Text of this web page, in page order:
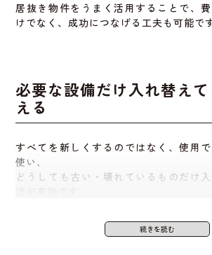
基準を満たしている可能性が高いです。
また、前の店舗の利用歴があることで
「慣れた場所」で安心感を持ってもら
す。
スムーズにリピーターを獲得しやすくな
ます。
以前の整骨院が作った内装が、そのま
せん。
たとえば、落ち着いた空間を作りたいの
ったり、動線が使いにくいと、リフォー
す。
その結果、 追加コストが発生すること
要 です。
前の店舗の評判が悪いと影
居抜き物件をうまく活用することで、
けでなく、成功につなげる工夫も可能です
必要な設備だけ入れ替え
える
すべてを新しくするのではなく、使用
使い、
どうしても古い・壊れているものだけ
このように「選んで交換」することで
つつ、快適な店舗環境を整えることがで